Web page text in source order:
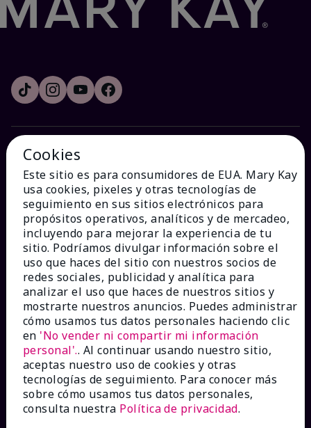
¿CÓMO PODEMOS AYUDAR?
Recibe e-mails
Ver estado del pedido
Contáctanos
Catálogos interactivos
Preguntas frecuentes
Cookies
Este sitio es para consumidores de EUA. Mary Kay
usa cookies, pixeles y otras tecnologías de
seguimiento en sus sitios electrónicos para
propósitos operativos, analíticos y de mercadeo,
incluyendo para mejorar la experiencia de tu
sitio. Podríamos divulgar información sobre el
uso que haces del sitio con nuestros socios de
redes sociales, publicidad y analítica para
analizar el uso que haces de nuestros sitios y
mostrarte nuestros anuncios. Puedes administrar
cómo usamos tus datos personales haciendo clic
en 'No vender ni compartir mi información
personal'.. Al continuar usando nuestro sitio,
aceptas nuestro uso de cookies y otras
tecnologías de seguimiento. Para conocer más
sobre cómo usamos tus datos personales,
consulta nuestra Política de privacidad.